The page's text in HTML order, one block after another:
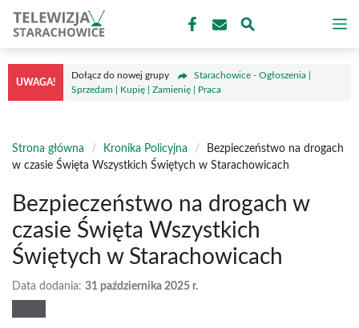
treści
UWAGA!
Dołącz do nowej grupy
Starachowice - Ogłoszenia |
Sprzedam | Kupię | Zamienię | Praca
Strona główna / Kronika Policyjna /
Bezpieczeństwo na drogach
w czasie Święta Wszystkich Świętych w Starachowicach
Bezpieczeństwo na drogach w
czasie Święta Wszystkich
Świętych w Starachowicach
Data dodania: 31 października 2025 r.